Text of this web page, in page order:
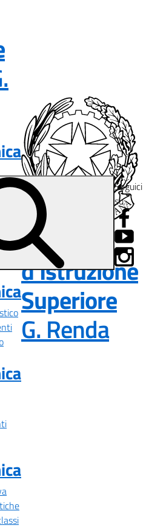
la pagina
Istituto
d'Istruzione
Superiore
G. Renda—
Seguici
su: